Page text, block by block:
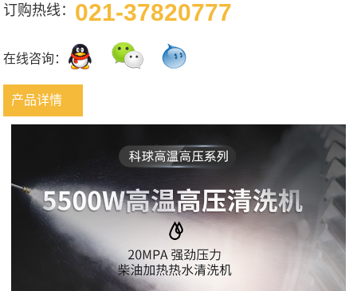
订购热线： 021-37820777
在线咨询：
产品详情